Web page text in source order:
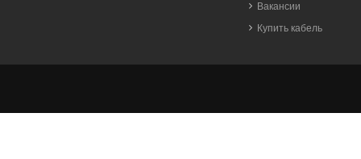
Вакансии
Купить кабель